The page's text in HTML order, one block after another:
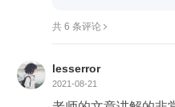
共 6 条评论
lesserror
2021-08-21